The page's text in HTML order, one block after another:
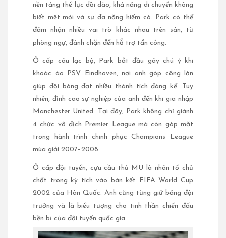
nền tảng thể lực dồi dào, khả năng di chuyển không
biết mệt mỏi và sự đa năng hiếm có. Park có thể
đảm nhận nhiều vai trò khác nhau trên sân, từ
phòng ngự, đánh chặn đến hỗ trợ tấn công.
Ở cấp câu lạc bộ, Park bắt đầu gây chú ý khi
khoác áo PSV Eindhoven, nơi anh góp công lớn
giúp đội bóng đạt nhiều thành tích đáng kể. Tuy
nhiên, đỉnh cao sự nghiệp của anh đến khi gia nhập
Manchester United. Tại đây, Park không chỉ giành
4 chức vô địch Premier League mà còn góp mặt
trong hành trình chinh phục Champions League
mùa giải 2007–2008.
Ở cấp đội tuyển, cựu cầu thủ MU là nhân tố chủ
chốt trong kỳ tích vào bán kết FIFA World Cup
2002 của Hàn Quốc. Anh cũng từng giữ băng đội
trưởng và là biểu tượng cho tinh thần chiến đấu
bền bỉ của đội tuyển quốc gia.